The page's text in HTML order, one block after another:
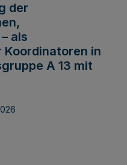
der
als
Koordinatoren in
A 13 mit